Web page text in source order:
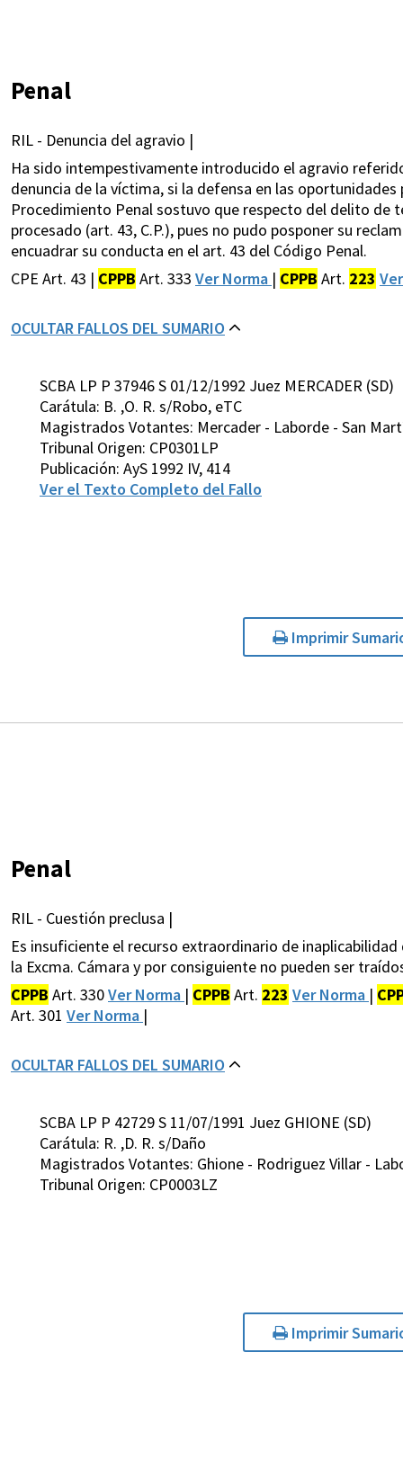
Penal
RIL - Denuncia del agravio |
Ha sido intempestivamente introducido el agravio
denuncia de la víctima, si la defensa en las
Procedimiento Penal sostuvo que respecto del delito
procesado (art. 43, C.P.), pues no pudo posponer su
encuadrar su conducta en el art. 43 del Código Penal.
CPE Art. 43 | CPPB Art. 333 Ver Norma | CPPB Art. 223
OCULTAR FALLOS DEL SUMARIO
SCBA LP P 37946 S 01/12/1992 Juez MERCADER (SD)
Carátula: B. ,O. R. s/Robo, eTC
Magistrados Votantes: Mercader - Laborde - San
Tribunal Origen: CP0301LP
Publicación: AyS 1992 IV, 414
Ver el Texto Completo del Fallo
Imprimir
Penal
RIL - Cuestión preclusa |
Es insuficiente el recurso extraordinario de
la Excma. Cámara y por consiguiente no pueden ser
CPPB Art. 330Ver Norma | CPPB Art. 223 Ver Norma |
Art. 301 Ver Norma |
OCULTAR FALLOS DEL SUMARIO
SCBA LP P 42729 S 11/07/1991 Juez GHIONE (SD)
Carátula: R. ,D. R. s/Daño
Magistrados Votantes: Ghione - Rodriguez Villar -
Tribunal Origen: CP0003LZ
Imprimir